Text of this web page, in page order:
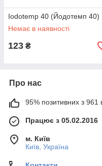
Iodotemp 40 (Йодотемп 40)
Немає в наявності
123 ₴
Про нас
95% позитивних з 961
Працює з 05.02.2016
м. Київ
Київ, Україна